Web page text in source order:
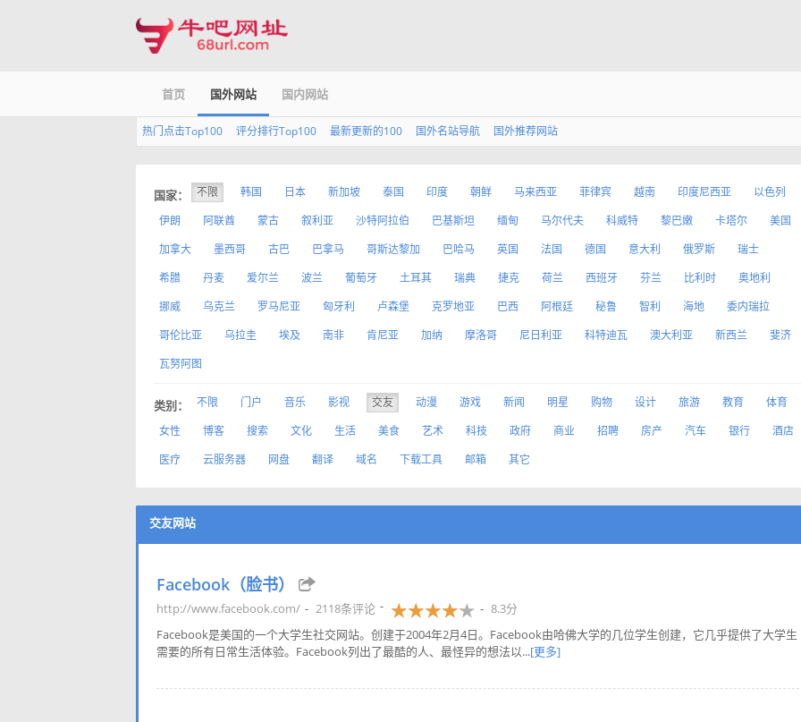
首页 国外网站 国内网站
热门点击Top100 评分排行Top100 最新更新的100 国外名站导航 国外推荐网站
国家： 不限 韩国 日本 新加坡 泰国 印度 朝鲜 马来西亚 菲律宾 越南 印度尼西亚
以色列
伊朗
阿联酋 蒙古 叙利亚 沙特阿拉伯 巴基斯坦 缅甸 马尔代夫 科威特 黎巴嫩 卡塔尔
美国
加拿大
墨西哥 古巴 巴拿马 哥斯达黎加 巴哈马 英国 法国 德国 意大利 俄罗斯
瑞士
希腊
丹麦 爱尔兰 波兰 葡萄牙 土耳其 瑞典 捷克 荷兰 西班牙 芬兰 比利时
奥地利
挪威
乌克兰 罗马尼亚 匈牙利 卢森堡 克罗地亚 巴西 阿根廷 秘鲁 智利 海地
委内瑞拉
哥伦比亚
乌拉圭 埃及 南非 肯尼亚 加纳 摩洛哥 尼日利亚 科特迪瓦 澳大利亚 新西兰
斐济
瓦努阿图
类别： 不限 门户 音乐 影视 交友 动漫 游戏 新闻 明星 购物 设计 旅游 教育
体育
女性
博客 搜索 文化 生活 美食 艺术 科技 政府 商业 招聘 房产 汽车 银行
酒店
医疗
云服务器 网盘 翻译 域名 下载工具 邮箱 其它
交友网站
Facebook（脸书）
http://www.facebook.com/ 2118条评论
8.3分
Facebook是美国的一个大学生社交网站。创建于2004年2月4日。Facebook由哈佛大学的几位学生创建，它几乎提供了大学生
需要的所有日常生活体验。Facebook列出了最酷的人、最怪异的想法以...[更多]